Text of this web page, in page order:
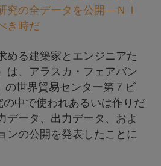
究の全データを公開―ＮＩ
き時だ
める建築家とエンジニアた
は、アラスカ・フェアバン
の世界貿易センター第７ビ
の中で使われあるいは作りだ
データ、出力データ、およ
ンの公開を発表したことに